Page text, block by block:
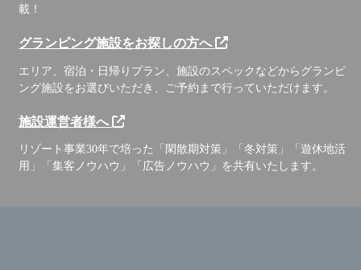
載！
グランピング施設をお探しの方へ
エリア、宿泊・日帰りプラン、施設のスペックなどからグランピ
ング施設をお選びいただき、ご予約まで行っていただけます。
施設運営者様へ
リゾート事業30年で培った「閑散期対策」「冬対策」「遊休地活
用」「集客ノウハウ」「広告ノウハウ」を共有いたします。